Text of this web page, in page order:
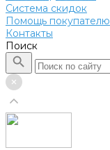
Система скидок
Помощь покупателю
Контакты
Поиск